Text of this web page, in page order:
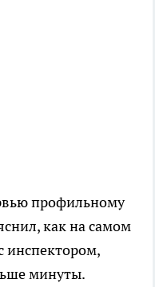
профильному
как на самом
инспектором,
минуты.